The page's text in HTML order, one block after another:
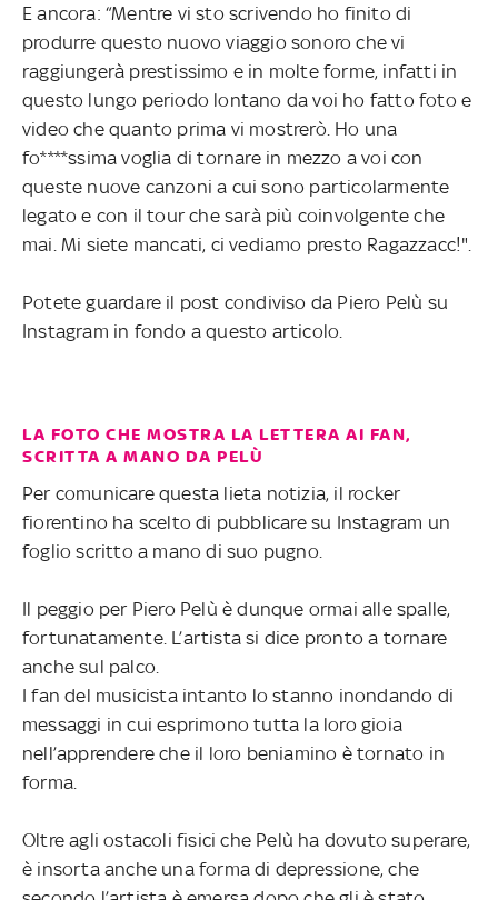
E ancora: “Mentre vi sto scrivendo ho finito di
produrre questo nuovo viaggio sonoro che vi
raggiungerà prestissimo e in molte forme, infatti in
questo lungo periodo lontano da voi ho fatto foto e
video che quanto prima vi mostrerò. Ho una
fo****ssima voglia di tornare in mezzo a voi con
queste nuove canzoni a cui sono particolarmente
legato e con il tour che sarà più coinvolgente che
mai. Mi siete mancati, ci vediamo presto Ragazzacc!".
Potete guardare il post condiviso da Piero Pelù su
Instagram in fondo a questo articolo.
LA FOTO CHE MOSTRA LA LETTERA AI FAN,
SCRITTA A MANO DA PELÙ
Per comunicare questa lieta notizia, il rocker
fiorentino ha scelto di pubblicare su Instagram un
foglio scritto a mano di suo pugno.
Il peggio per Piero Pelù è dunque ormai alle spalle,
fortunatamente. L’artista si dice pronto a tornare
anche sul palco.
I fan del musicista intanto lo stanno inondando di
messaggi in cui esprimono tutta la loro gioia
nell’apprendere che il loro beniamino è tornato in
forma.
Oltre agli ostacoli fisici che Pelù ha dovuto superare,
è insorta anche una forma di depressione, che